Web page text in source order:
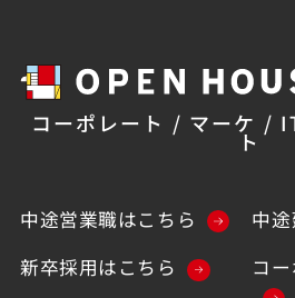
コーポレート / マーケ /
ト
中途営業職はこちら
中
新卒採用はこちら
コ